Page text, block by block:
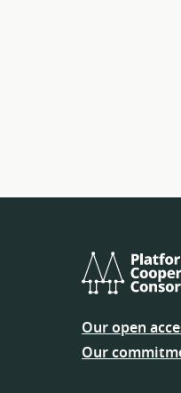
Platform
Consortium
Our open
Our